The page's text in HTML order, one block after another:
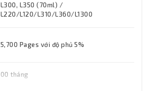
L300, L350 (70ml) /
L220/L120/L310/L360/L1300
5,700 Pages với độ phủ 5%
00 tháng